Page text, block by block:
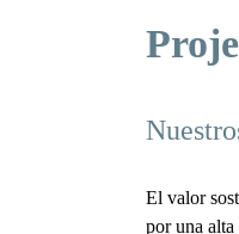
El valor
por una